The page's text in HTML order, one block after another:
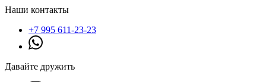
Наши контакты
+7 995 611-23-23
Давайте дружить